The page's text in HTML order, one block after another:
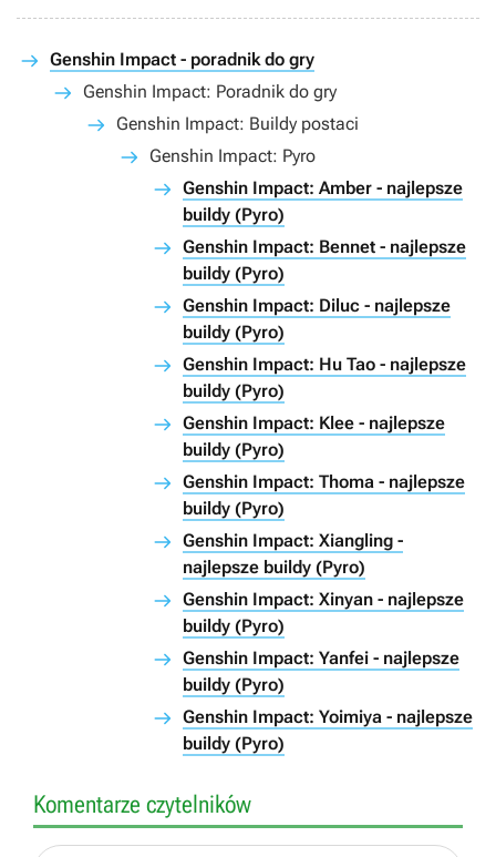
Genshin Impact - poradnik do gry
Genshin Impact: Poradnik do gry
Genshin Impact: Buildy postaci
Genshin Impact: Pyro
Genshin Impact: Amber - najlepsze
buildy (Pyro)
Genshin Impact: Bennet - najlepsze
buildy (Pyro)
Genshin Impact: Diluc - najlepsze
buildy (Pyro)
Genshin Impact: Hu Tao - najlepsze
buildy (Pyro)
Genshin Impact: Klee - najlepsze
buildy (Pyro)
Genshin Impact: Thoma - najlepsze
buildy (Pyro)
Genshin Impact: Xiangling -
najlepsze buildy (Pyro)
Genshin Impact: Xinyan - najlepsze
buildy (Pyro)
Genshin Impact: Yanfei - najlepsze
buildy (Pyro)
Genshin Impact: Yoimiya - najlepsze
buildy (Pyro)
Komentarze czytelników